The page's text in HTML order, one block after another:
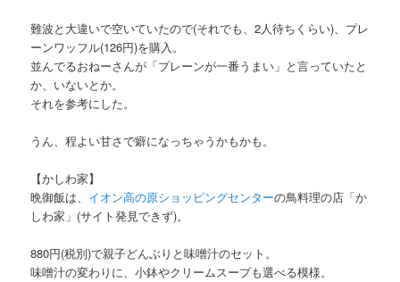
難波と大違いで空いていたので(それでも、2人待ちくらい)、プレ
ーンワッフル(126円)を購入。
並んでるおねーさんが「プレーンが一番うまい」と言っていたと
か、いないとか。
それを参考にした。
うん、程よい甘さで癖になっちゃうかもかも。
【かしわ家】
晩御飯は、 イオン高の原ショッピングセンターの鳥料理の店「か
しわ家」(サイト発見できず)。
880円(税別)で親子どんぶりと味噌汁のセット。
味噌汁の変わりに、小鉢やクリームスープも選べる模様。